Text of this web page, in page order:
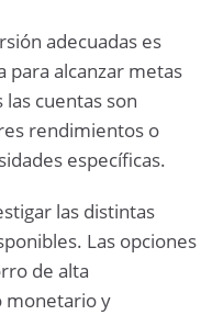
adecuadas es
para alcanzar metas
cuentas son
rendimientos o
específicas.
las distintas
Las opciones
de alta
monetario y